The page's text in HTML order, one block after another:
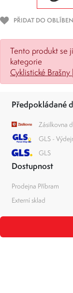
PŘIDAT DO
Tento produkt se
kategorie
Cyklistické
Předpokládané
Zásilkovna
GLS -
GLS
Dostupnost
Prodejna Příbram
Externí sklad